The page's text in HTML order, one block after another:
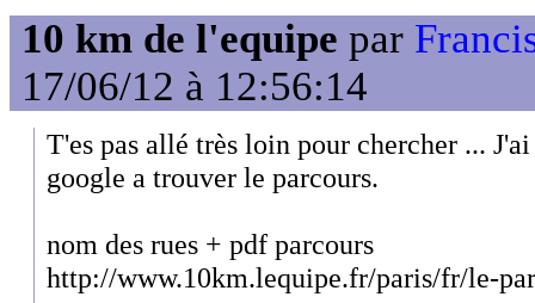
10 km de l'equipe par
17/06/12 à 12:56:14
T'es pas allé très loin pour chercher ...
google a trouver le parcours.
nom des rues + pdf parcours
http://www.10km.lequipe.fr/paris/fr/le-